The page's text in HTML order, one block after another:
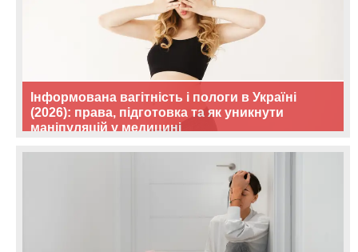
Інформована вагітність і пологи в Україні
(2026): права, підготовка та як уникнути
маніпуляцій у медицині